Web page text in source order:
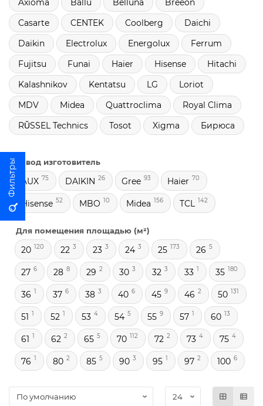
Axioma Ballu Belluna
Breeon
Casarte
CENTEK Coolberg
Daichi
Daikin
Electrolux Energolux
Ferrum
Fujitsu
Funai Haier Hisense
Hitachi
Kalashnikov
Kentatsu LG
Loriot
MDV
Midea Quattroclima
Royal Clima
RŬSSEL Technics
Tosot Xigma Бирюса
Завод изготовитель
AUX 75 DAIKIN 26 Gree 93 Haier 70
Hisense 52 MBO 10 Midea 156 TCL 142
Для помещения площадью (м²)
20 120 22 3 23 3 24 3 25 173 26 5
27 6 28 8 29 2 30 3 32 3 33 1 35 180
36 1 37 6 38 3 40 6 45 9 46 2 50 131
51 1 52 1 53 4 54 5 55 9 57 1 60 13
61 1 62 2 65 5 70 112 72 2 73 4 75 4
76 1 80 2 85 5 90 3 95 1 97 2 100 6